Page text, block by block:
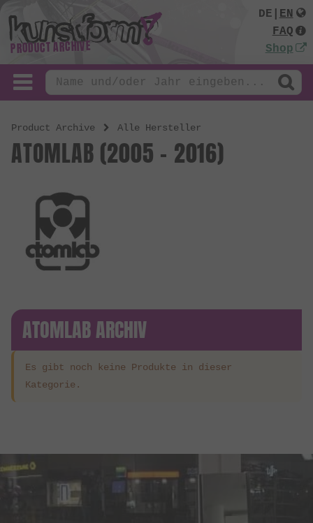
PRODUCT ARCHIVE
DE
EN
FAQ
Shop
Product Archive Alle Hersteller
ATOMLAB (2005 - 2016)
ATOMLAB ARCHIV
Es gibt noch keine Produkte in dieser
Kategorie.